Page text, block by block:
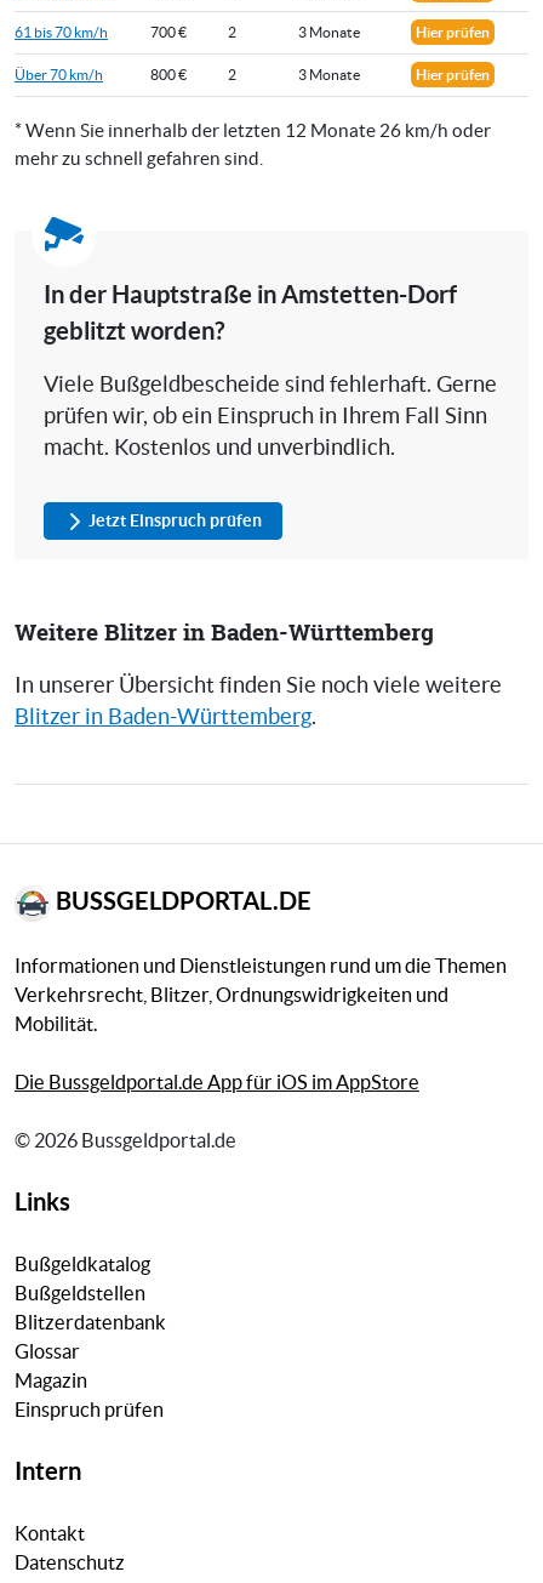
61 bis 70 km/h 700 € 2 3 Monate Hier prüfen
Über 70 km/h 800 € 2 3 Monate Hier prüfen
* Wenn Sie innerhalb der letzten 12 Monate 26 km/h oder
mehr zu schnell gefahren sind.
In der Hauptstraße in Amstetten-Dorf
geblitzt worden?
Viele Bußgeldbescheide sind fehlerhaft. Gerne
prüfen wir, ob ein Einspruch in Ihrem Fall Sinn
macht. Kostenlos und unverbindlich.
Jetzt Einspruch prüfen
Weitere Blitzer in Baden-Württemberg
In unserer Übersicht finden Sie noch viele weitere
Blitzer in Baden-Württemberg.
BUSSGELDPORTAL.DE
Informationen und Dienstleistungen rund um die Themen
Verkehrsrecht, Blitzer, Ordnungswidrigkeiten und
Mobilität.
Die Bussgeldportal.de App für iOS im AppStore
© 2026 Bussgeldportal.de
Links
Bußgeldkatalog
Bußgeldstellen
Blitzerdatenbank
Glossar
Magazin
Einspruch prüfen
Intern
Kontakt
Datenschutz